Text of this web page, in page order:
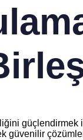
güçlendirmek
güvenilir